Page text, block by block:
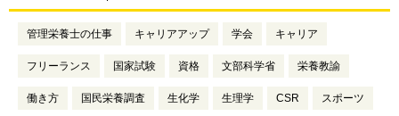
管理栄養士の仕事 キャリアアップ 学会 キャリア
フリーランス 国家試験 資格 文部科学省 栄養教諭
働き方 国民栄養調査 生化学 生理学 CSR スポーツ